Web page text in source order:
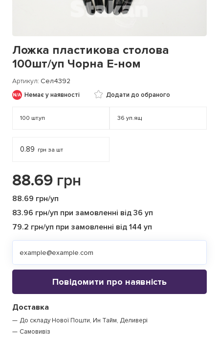
Ложка пластикова столова
100шт/уп Чорна Е-ном
Артикул Сел4392
Немає у наявності Додати до обраного
100 шт.уп 36 уп.ящ
0.89 грн за шт
88.69 грн
88.69 грн/уп
83.96 грн/уп при замовленні від 36 уп
79.2 грн/уп при замовленні від 144 уп
Повідомити про наявність
Доставка
До складу Нової Пошти, Ин Тайм, Деливері
Самовивіз